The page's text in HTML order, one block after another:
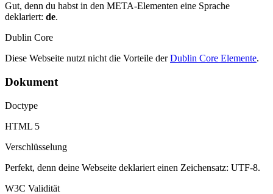
Gut, denn du habst in den META-Elementen eine Sprache
deklariert: de.
Dublin Core
Diese Webseite nutzt nicht die Vorteile derDublin Core Elemente.
Dokument
Doctype
HTML 5
Verschlüsselung
Perfekt, denn deine Webseite deklariert einen Zeichensatz: UTF-8.
W3C Validität